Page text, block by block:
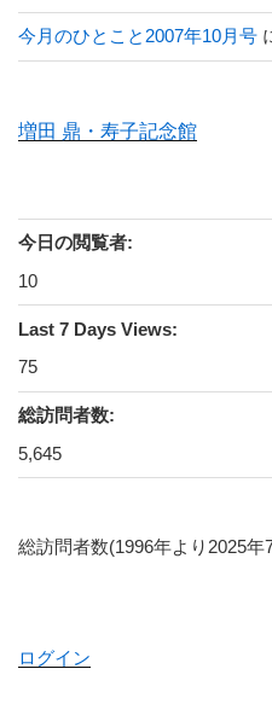
今月のひとこと2007年10月号
増田 鼎・寿子記念館
今日の閲覧者:
10
Last 7 Days Views:
75
総訪問者数:
5,645
総訪問者数(1996年より2025年
ログイン